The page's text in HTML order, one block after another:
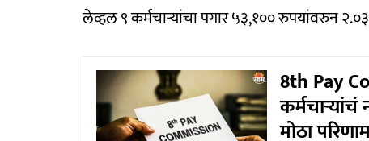
लेव्हल ९ कर्मचाऱ्यांचा पगार ५३,१०० रुपयांवरुन
8th Pay
मोठा